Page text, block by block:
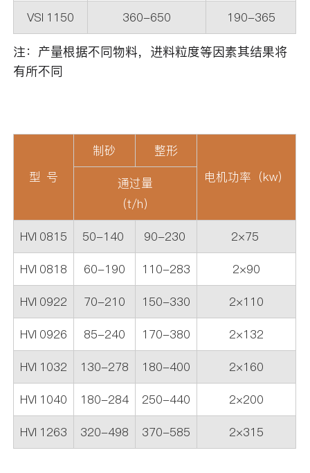
VSI 1150
360-650 190-365
注：产量根据不同物料，进料粒度等因素其结果将
有所不同
型 号
制砂
整形
电机功率（kw）
通过量
（t/h）
HVI 0815
50-140 90-230
2×75
HVI 0818
60-190 110-283
2×90
HVI 0922
70-210 150-330
2×110
HVI 0926
85-240 170-380
2×132
HVI 1032
130-278 180-400
2×160
HVI 1040
180-284 250-440
2×200
HVI 1263
320-498 370-585 2×315